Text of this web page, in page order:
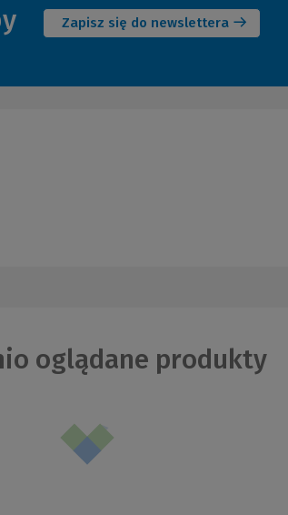
Zapisz się do newslettera
okno)
oglądane produkty